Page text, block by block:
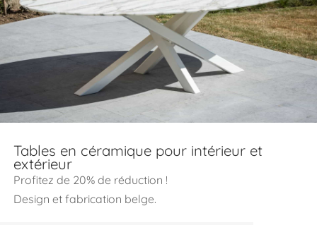
Tables en céramique pour intérieur et
extérieur
Profitez de 20% de réduction !
Design et fabrication belge.